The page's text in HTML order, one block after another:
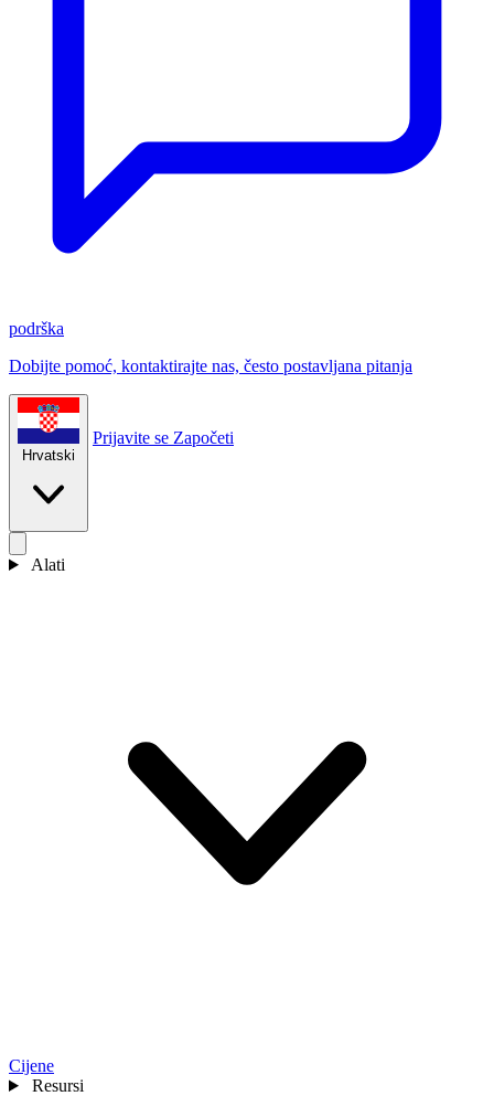
podrška
Dobijte pomoć, kontaktirajte nas, često postavljana pitanja
Hrvatski
Prijavite se Započeti
Alati
Cijene
Resursi